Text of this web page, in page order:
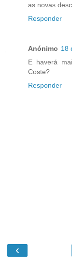
as novas
Responder
Anónimo 18
E haverá
Coste?
Responder
‹